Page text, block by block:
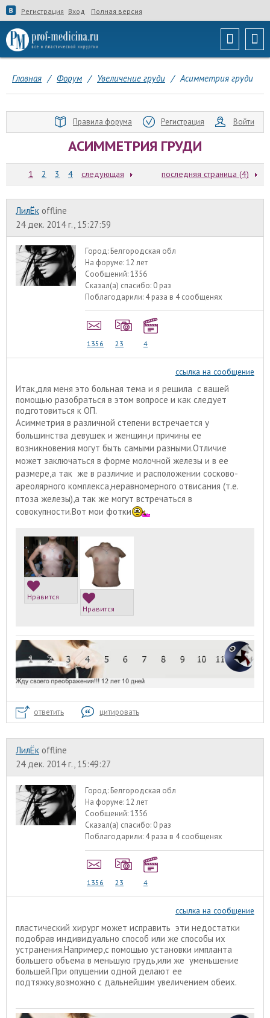
Регистрация Вход Полная версия
Главная / Форум / Увеличение груди / Асимметрия груди
Правила форума Регистрация Войти
АСИММЕТРИЯ ГРУДИ
1 2 3 4 следующая последняя страница (4)
ЛилЁк offline
24 дек. 2014 г., 15:27:59
Город: Белгородская обл
На форуме:12 лет
Сообщений:1356
Сказал(а) спасибо: 0 раз
Поблагодарили: 4 раза в 4 сообщенях
1356 23 4
ссылка на сообщение
Итак,для меня это больная тема и я решила с вашей
помощью разобраться в этом вопросе и как следует
подготовиться к ОП.
Асимметрия в различной степени встречается у
большинства девушек и женщин,и причины ее
возникновения могут быть самыми разными.Отличие
может заключаться в форме молочной железы и в ее
размере,а так же в различие и расположении сосково-
ареолярного комплекса,неравномерного отвисания (т.е.
птоза железы),а так же могут встречаться в
совокупности.Вот мои фотки
Нравится
Нравится
ответить цитировать
ЛилЁк offline
24 дек. 2014 г., 15:49:27
Город: Белгородская обл
На форуме:12 лет
Сообщений:1356
Сказал(а) спасибо: 0 раз
Поблагодарили: 4 раза в 4 сообщенях
1356 23 4
ссылка на сообщение
пластический хирург может исправить эти недостатки
подобрав индивидуально способ или же способы их
устранения.Например,с помощью установки импланта
большего объема в меньшую грудь,или же уменьшение
большей.При опущении одной делают ее
подтяжку,возможно с дальнейшим увеличением обеих.